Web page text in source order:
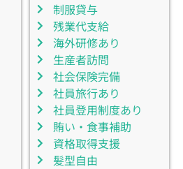
制服貸与
残業代支給
海外研修あり
生産者訪問
社会保険完備
社員旅行あり
社員登用制度あり
賄い・食事補助
資格取得支援
髪型自由